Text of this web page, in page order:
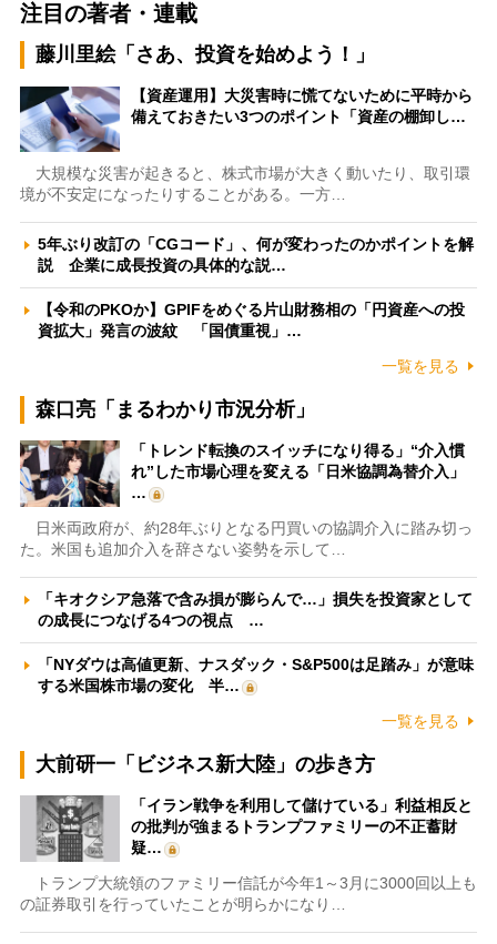
注目の著者・連載
藤川里絵「さあ、投資を始めよう！」
【資産運用】大災害時に慌てないために平時から
備えておきたい3つのポイント「資産の棚卸し…
大規模な災害が起きると、株式市場が大きく動いたり、取引環
境が不安定になったりすることがある。一方…
5年ぶり改訂の「CGコード」、何が変わったのかポイントを解
説 企業に成長投資の具体的な説…
【令和のPKOか】GPIFをめぐる片山財務相の「円資産への投
資拡大」発言の波紋 「国債重視」…
一覧を見る
森口亮「まるわかり市況分析」
「トレンド転換のスイッチになり得る」“介入慣
れ”した市場心理を変える「日米協調為替介入」
…
日米両政府が、約28年ぶりとなる円買いの協調介入に踏み切っ
た。米国も追加介入を辞さない姿勢を示して…
「キオクシア急落で含み損が膨らんで…」損失を投資家として
の成長につなげる4つの視点 …
「NYダウは高値更新、ナスダック・S&P500は足踏み」が意味
する米国株市場の変化 半…
一覧を見る
大前研一「ビジネス新大陸」の歩き方
「イラン戦争を利用して儲けている」利益相反と
の批判が強まるトランプファミリーの不正蓄財
疑…
トランプ大統領のファミリー信託が今年1～3月に3000回以上も
の証券取引を行っていたことが明らかになり…